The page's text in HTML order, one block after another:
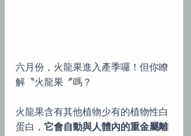
六月份，火龍果進入產季囉！但你瞭
解〝火龍果〞嗎？
火龍果含有其他植物少有的植物性白
蛋白， 它會自動與人體內的重金屬離